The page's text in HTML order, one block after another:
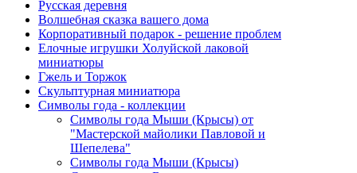
Русская деревня
Волшебная сказка вашего дома
Корпоративный подарок - решение проблем
Елочные игрушки Холуйской лаковой
миниатюры
Гжель и Торжок
Скульптурная миниатюра
Символы года - коллекции
Символы года Мыши (Крысы) от
"Мастерской майолики Павловой и
Шепелева"
Символы года Мыши (Крысы)